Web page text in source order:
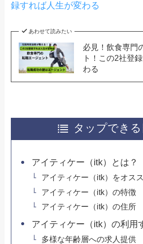
録すれば人生が変わる
あわせて読みたい
必見！飲食専門
ト！この2社登
わる
タップできる
アイティケー（itk）とは？
アイティケー（itk）をオス
アイティケー（itk）の特徴
アイティケー（itk）の住所
アイティケー（itk）の利用
多様な年齢層への求人提供